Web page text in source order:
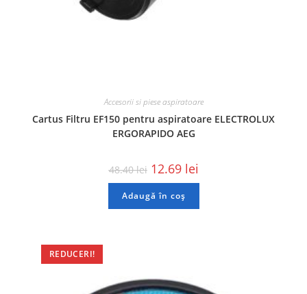
Accesorii si piese aspiratoare
Cartus Filtru EF150 pentru aspiratoare ELECTROLUX
ERGORAPIDO AEG
48.40lei 12.69 lei
Adaugă în coș
REDUCERI!